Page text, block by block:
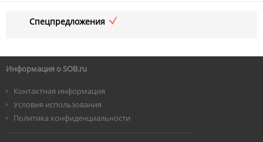
Спецпредложения
Информация о SOB.ru
Контактная информация
Условия использования
Политика конфиденциальности